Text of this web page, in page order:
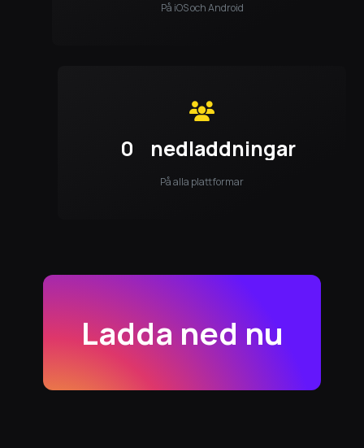
På iOS och Android
0 nedladdningar
På alla plattformar
Ladda ned nu